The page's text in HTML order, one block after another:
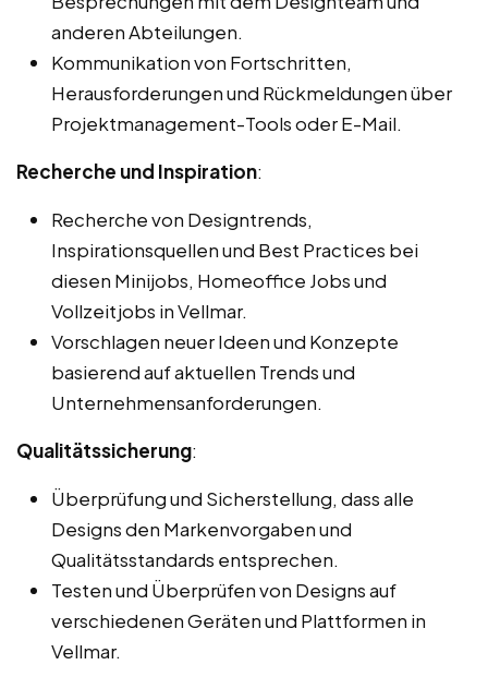
anderen Abteilungen.
Kommunikation von Fortschritten,
Herausforderungen und Rückmeldungen über
Projektmanagement-Tools oder E-Mail.
Recherche und Inspiration:
Recherche von Designtrends,
Inspirationsquellen und Best Practices bei
diesen Minijobs, Homeoffice Jobs und
Vollzeitjobs in Vellmar.
Vorschlagen neuer Ideen und Konzepte
basierend auf aktuellen Trends und
Unternehmensanforderungen.
Qualitätssicherung:
Überprüfung und Sicherstellung, dass alle
Designs den Markenvorgaben und
Qualitätsstandards entsprechen.
Testen und Überprüfen von Designs auf
verschiedenen Geräten und Plattformen in
Vellmar.